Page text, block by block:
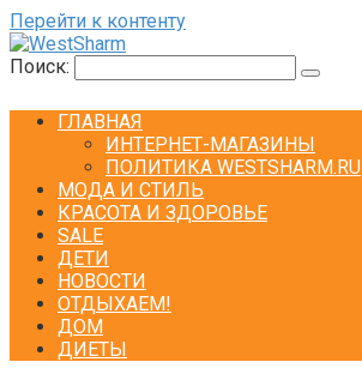
Перейти к контенту
Поиск:
ГЛАВНАЯ
ИНТЕРНЕТ-МАГАЗИНЫ
ПОЛИТИКА WESTSHARM.RU
МОДА И СТИЛЬ
КРАСОТА И ЗДОРОВЬЕ
SALE
ДЕТИ
НОВОСТИ
ОТДЫХАЕМ!
ДОМ
ДИЕТЫ